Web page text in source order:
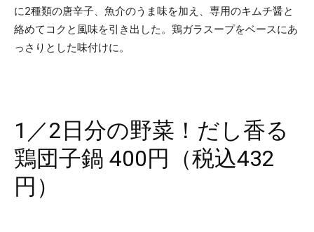
に2種類の唐辛子、魚介のうま味を加え、専用のキムチ醤と
絡めてコクと風味を引き出した。鶏ガラスープをベースにあ
っさりとした味付けに。
1／2日分の野菜！だし香る
鶏団子鍋 400円（税込432
円）